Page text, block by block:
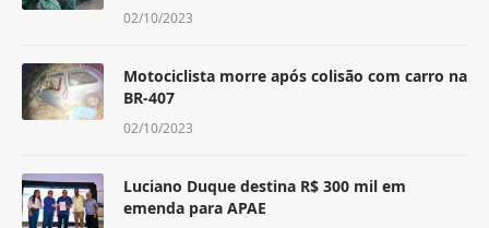
02/10/2023
Motociclista morre após colisão com carro na
BR-407
02/10/2023
Luciano Duque destina R$ 300 mil em
emenda para APAE